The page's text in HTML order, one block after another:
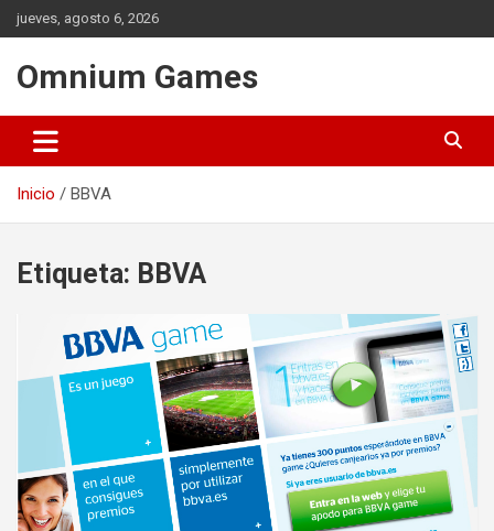
Saltar
al
jueves, agosto 6, 2026
Omnium Games
Inicio BBVA
Etiqueta: BBVA